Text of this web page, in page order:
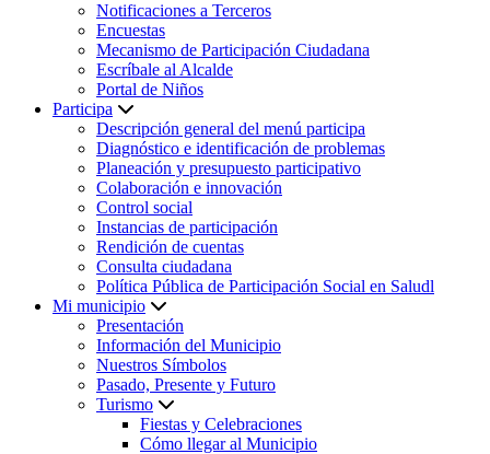
Notificaciones a Terceros
Encuestas
Mecanismo de Participación Ciudadana
Escríbale al Alcalde
Portal de Niños
Participa
Descripción general del menú participa
Diagnóstico e identificación de problemas
Planeación y presupuesto participativo
Colaboración e innovación
Control social
Instancias de participación
Rendición de cuentas
Consulta ciudadana
Política Pública de Participación Social en Saludl
Mi municipio
Presentación
Información del Municipio
Nuestros Símbolos
Pasado, Presente y Futuro
Turismo
Fiestas y Celebraciones
Cómo llegar al Municipio